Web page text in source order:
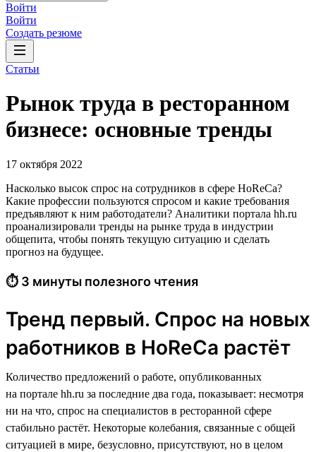
Войти
Войти
Создать резюме
Статьи
Рынок труда в ресторанном
бизнесе: основные тренды
17 октября 2022
Насколько высок спрос на сотрудников в сфере HoReCa?
Какие профессии пользуются спросом и какие требования
предъявляют к ним работодатели? Аналитики портала hh.ru
проанализировали тренды на рынке труда в индустрии
общепита, чтобы понять текущую ситуацию и сделать
прогноз на будущее.
⏱ 3 минуты полезного чтения
Тренд первый. Спрос на новых
работников в HoReCa растёт
Количество предложений о работе, опубликованных
на портале hh.ru за последние два года, показывает: несмотря
ни на что, спрос на специалистов в ресторанной сфере
стабильно растёт. Некоторые колебания, связанные с общей
ситуацией в мире, безусловно, присутствуют, но в целом